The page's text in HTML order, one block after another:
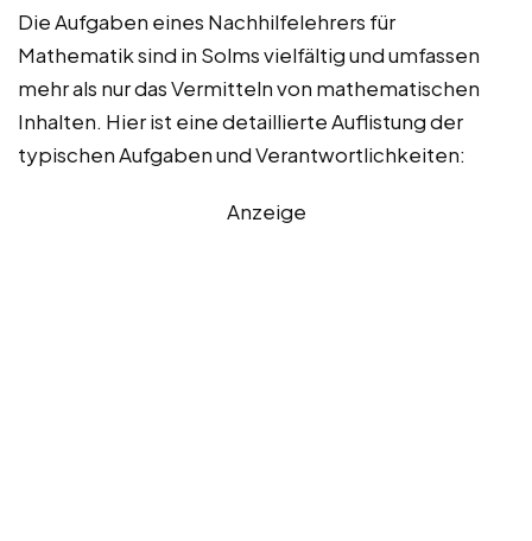
Die Aufgaben eines Nachhilfelehrers für
Mathematik sind in Solms vielfältig und umfassen
mehr als nur das Vermitteln von mathematischen
Inhalten. Hier ist eine detaillierte Auflistung der
typischen Aufgaben und Verantwortlichkeiten:
Anzeige